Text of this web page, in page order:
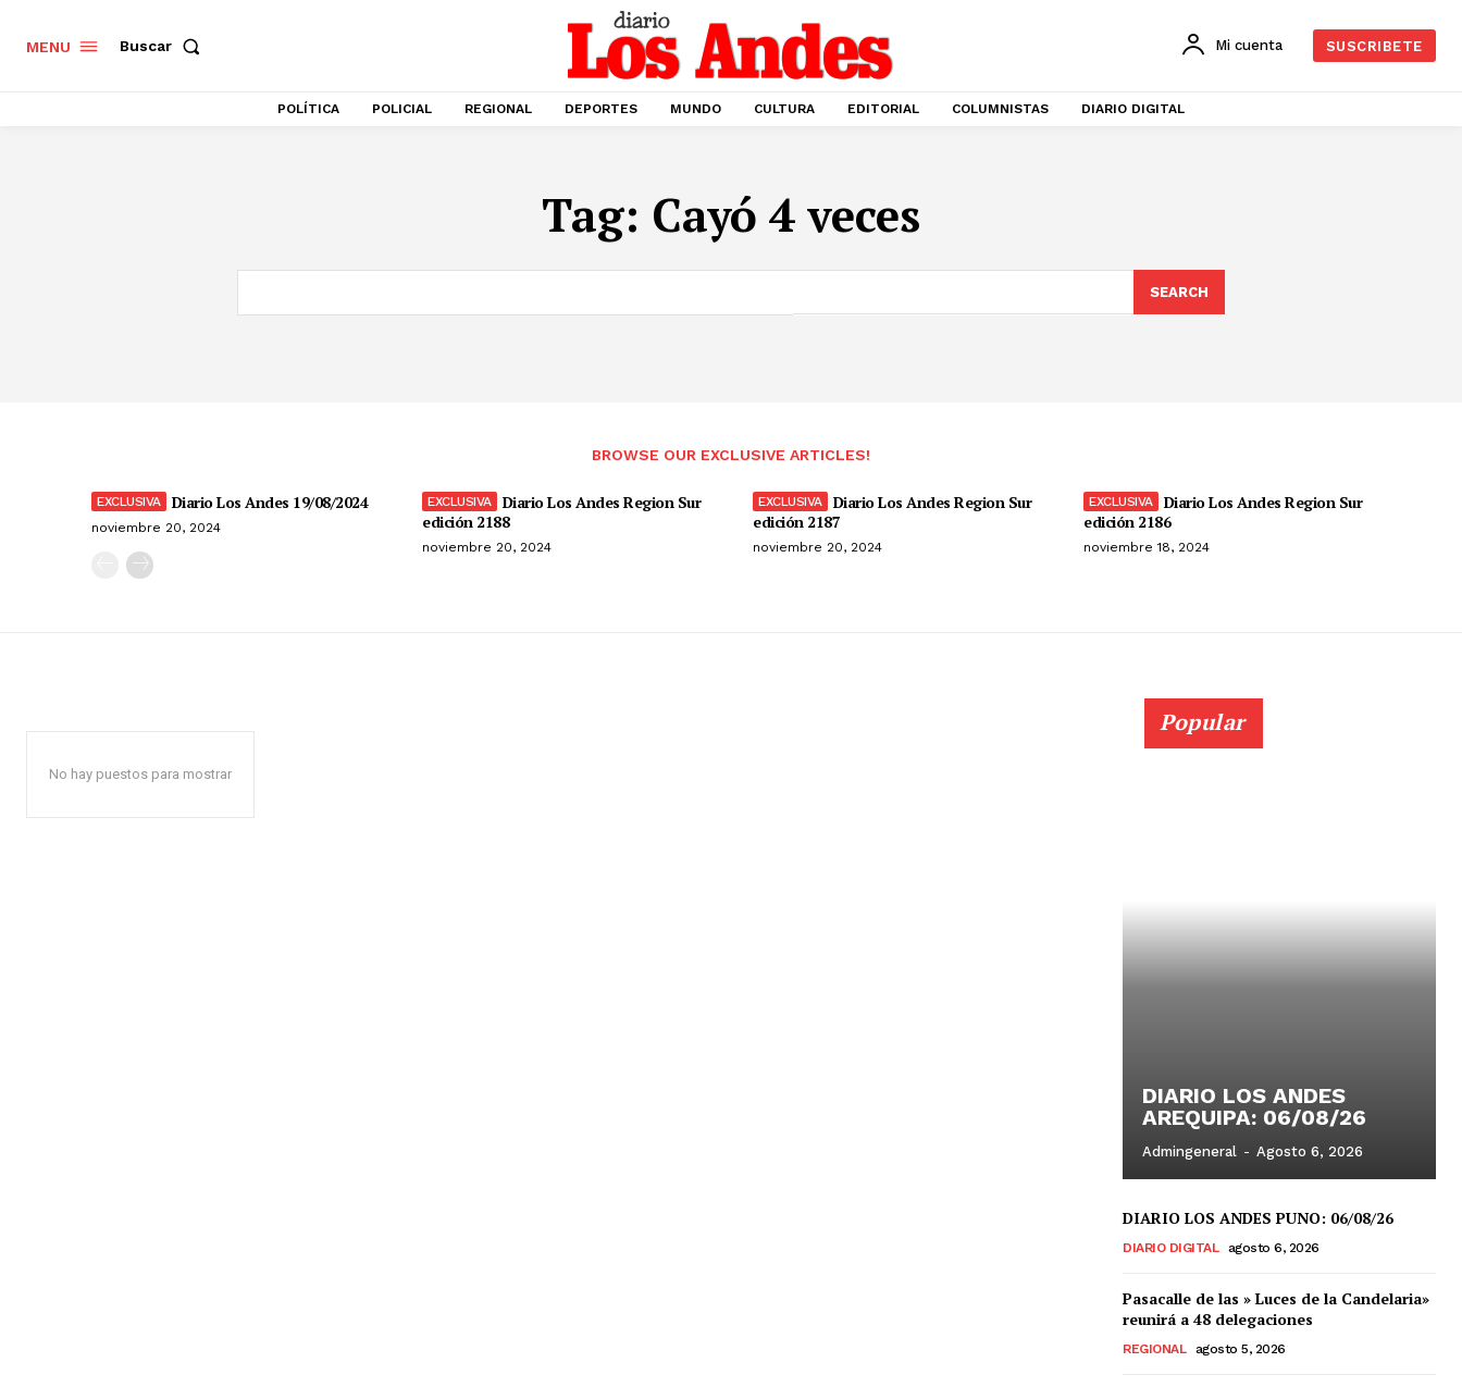
MENU Buscar Mi cuenta SUSCRIBETE
POLÍTICA POLICIAL REGIONAL DEPORTES MUNDO CULTURA EDITORIAL COLUMNISTAS DIARIO DIGITAL
Tag: Cayó 4 veces
SEARCH
BROWSE OUR EXCLUSIVE ARTICLES!
Diario Los Andes 19/08/2024
noviembre 20, 2024
Diario Los Andes Region Sur
edición 2188
noviembre 20, 2024
Diario Los Andes Region Sur
edición 2187
noviembre 20, 2024
Diario Los Andes Region Sur
edición 2186
noviembre 18, 2024
No hay puestos para mostrar
Popular
DIARIO LOS ANDES
AREQUIPA: 06/08/26
Admingeneral - Agosto 6, 2026
DIARIO LOS ANDES PUNO: 06/08/26
DIARIO DIGITAL agosto 6, 2026
Pasacalle de las » Luces de la Candelaria»
reunirá a 48 delegaciones
REGIONAL agosto 5, 2026